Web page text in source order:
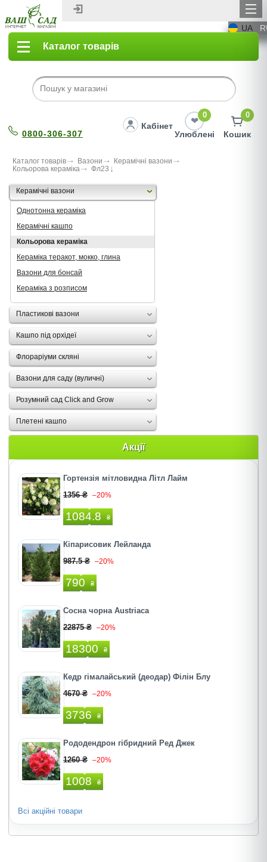
UA
Каталог товарів
0800-306-307
Кабінет
0
Улюблені
0
Кошик
Каталог товарів Вазони
Керамічні вазони
Кольорова кераміка
Фл23
Керамічні вазони
Однотонна кераміка
Керамічні кашпо
Кольорова кераміка
Кераміка теракот, мокко, глина
Вазони для бонсай
Кераміка з розписом
Пластикові вазони
Кашпо під орхідеї
Флораріуми скляні
Вазони для саду (вуличні)
Розумний сад Click and Grow
Плетені кашпо
Акції
Гортензія мітловидна Літл Лайм
1356 ₴ –20%
1084.8 ₴
Кіпарисовик Лейланда
987.5 ₴ –20%
790 ₴
Сосна чорна Austriaca
22875 ₴ –20%
18300 ₴
Кедр гімалайський (деодар) Філін Блу
4670 ₴ –20%
3736 ₴
Рододендрон гібридний Ред Джек
1260 ₴ –20%
1008 ₴
Всі акційні товари